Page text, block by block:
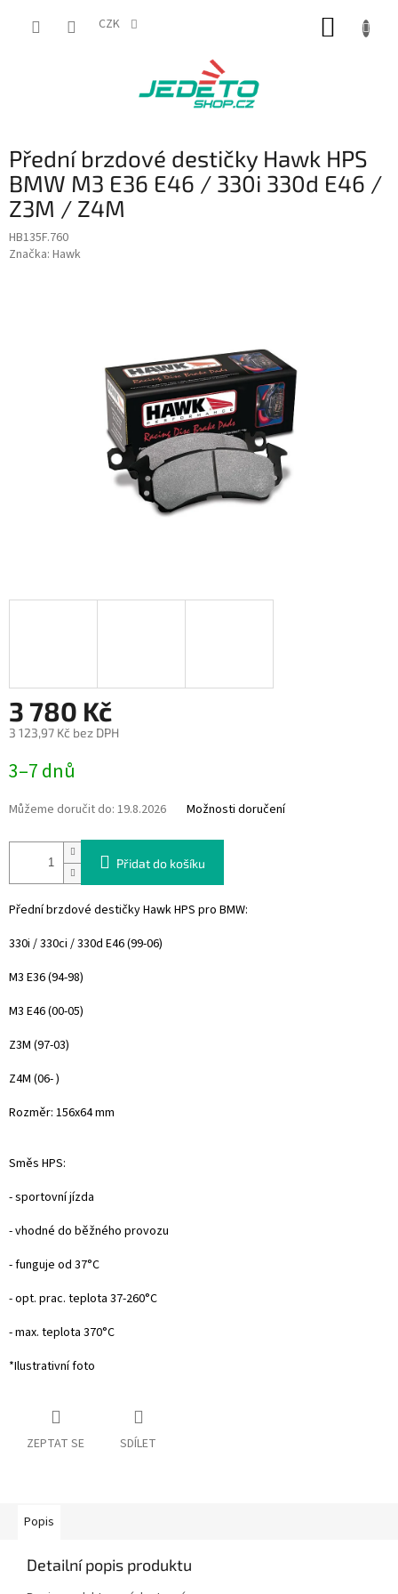
CZK
Přední brzdové destičky Hawk HPS
BMW M3 E36 E46 / 330i 330d E46 /
Z3M / Z4M
HB135F.760
Značka: Hawk
3 780 Kč
3 123,97 Kč bez DPH
cena:
3–7 dnů
Můžeme doručit do: 19.8.2026 Možnosti doručení
Přidat do košíku
Přední brzdové destičky Hawk HPS pro BMW:
330i / 330ci / 330d E46 (99-06)
M3 E36 (94-98)
M3 E46 (00-05)
Z3M (97-03)
Z4M (06- )
Rozměr: 156x64 mm
Směs HPS:
- sportovní jízda
- vhodné do běžného provozu
- funguje od 37°C
- opt. prac. teplota 37-260°C
- max. teplota 370°C
*Ilustrativní foto
ZEPTAT SE SDÍLET
Popis
Detailní popis produktu